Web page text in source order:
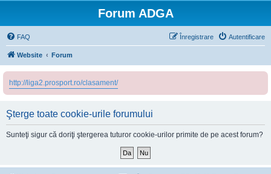
Forum ADGA
FAQ Autentificare
Înregistrare
Website Forum
http://liga2.prosport.ro/clasament/
Şterge toate cookie-urile forumului
Sunteţi sigur că doriţi ştergerea tuturor cookie-urilor primite de pe acest forum?